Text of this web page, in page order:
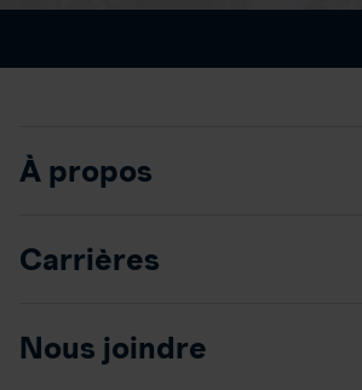
À propos
Carrières
Nous joindre